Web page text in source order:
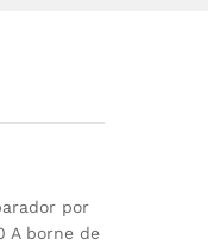
por
A borne de